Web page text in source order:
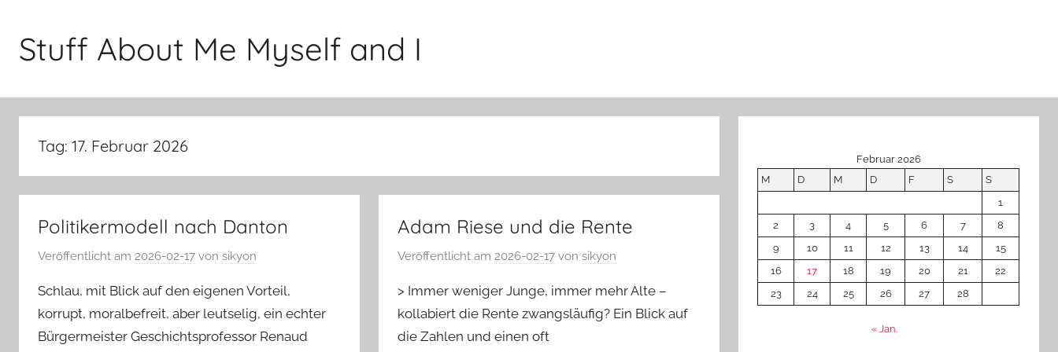
springen
Stuff About Me Myself and I
Tag: 17. Februar 2026
Politikermodell nach Danton
Veröffentlicht am 2026-02-17 von sikyon
Schlau, mit Blick auf den eigenen Vorteil,
korrupt, moralbefreit, aber leutselig, ein echter
Bürgermeister Geschichtsprofessor Renaud
Adam Riese und die Rente
Veröffentlicht am 2026-02-17 vonsikyon
> Immer weniger Junge, immer mehr Alte –
kollabiert die Rente zwangsläufig? Ein Blick auf
die Zahlen und einen oft
Februar 2026
M
D M D F S
S
1
2
3 4 5 6 7
8
9
10 11 12 13 14
15
16
17 18 19 20 21
22
23
24 25 26 27 28
« Jan.